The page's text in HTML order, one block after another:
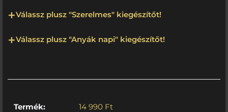
Válassz plusz "Szerelmes" kiegészítőt!
Válassz plusz "Anyák napi" kiegészítőt!
Termék: 14 990 Ft